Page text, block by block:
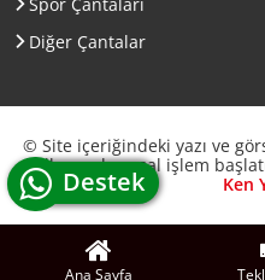
whatsapp canlı
Destek
Diğer Çantalar
© Site içeriğindeki yazı ve
kullanımda yasal işlem
Ken
Ana Sayfa